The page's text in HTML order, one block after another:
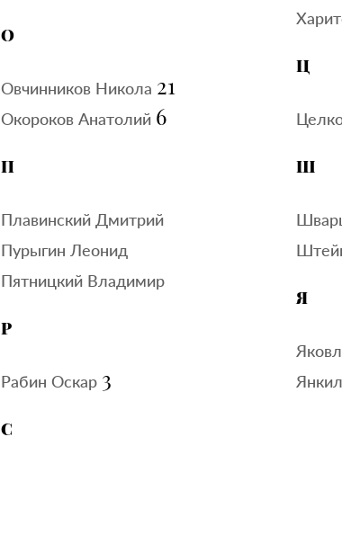
О
Овчинников Никола 21
Окороков Анатолий 6
П
Плавинский Дмитрий
Пурыгин Леонид
Пятницкий Владимир
Р
Рабин Оскар 3
С
Ц
Ш
Я